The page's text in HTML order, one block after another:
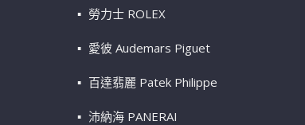
勞力士 ROLEX
愛彼 Audemars Piguet
百達翡麗 Patek Philippe
沛納海 PANERAI